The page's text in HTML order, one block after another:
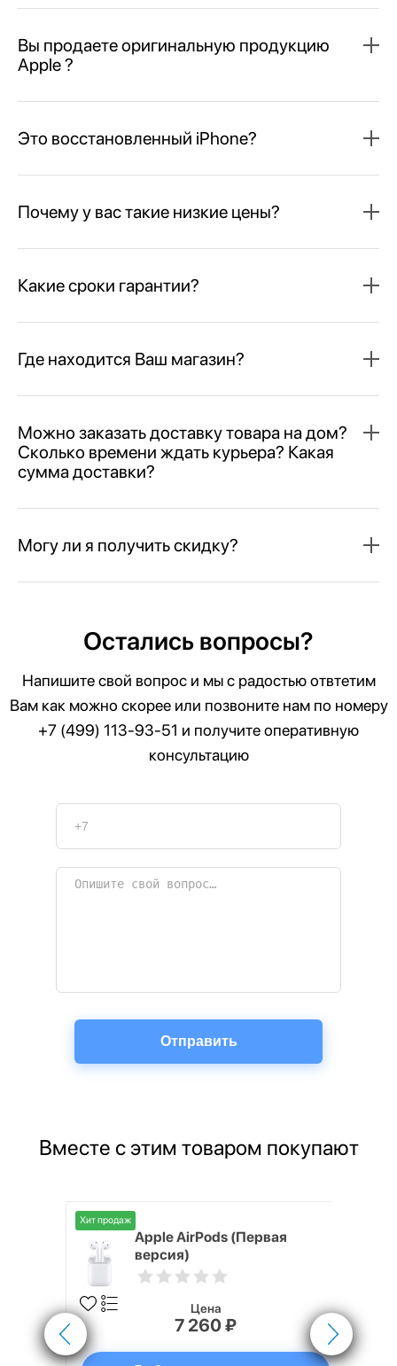
Вы продаете оригинальную продукцию
Apple ?
Это восстановленный iPhone?
Почему у вас такие низкие цены?
Какие сроки гарантии?
Где находится Ваш магазин?
Можно заказать доставку товара на дом?
Сколько времени ждать курьера? Какая
сумма доставки?
Могу ли я получить скидку?
Остались вопросы?
Напишите свой вопрос и мы с радостью отвтетим
Вам как можно скорее или позвоните нам по номеру
+7 (499) 113-93-51 и получите оперативную
консультацию
Вместе с этим товаром покупают
Хит продаж
Apple AirPods (Первая
версия)
Цена
7 260 ₽